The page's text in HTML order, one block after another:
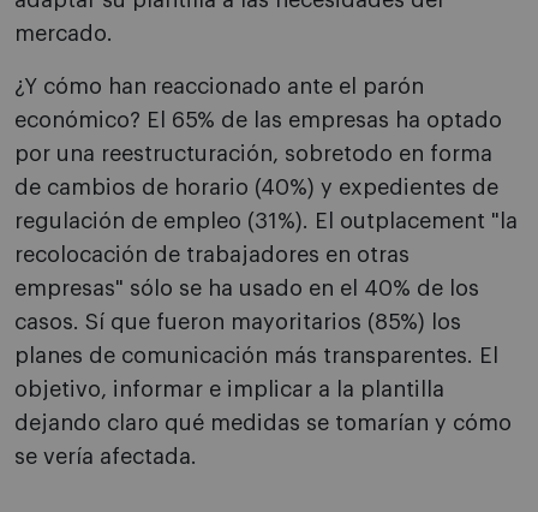
mercado.
¿Y cómo han reaccionado ante el parón
económico? El 65% de las empresas ha optado
por una reestructuración, sobretodo en forma
de cambios de horario (40%) y expedientes de
regulación de empleo (31%). El outplacement "la
recolocación de trabajadores en otras
empresas" sólo se ha usado en el 40% de los
casos. Sí que fueron mayoritarios (85%) los
planes de comunicación más transparentes. El
objetivo, informar e implicar a la plantilla
dejando claro qué medidas se tomarían y cómo
se vería afectada.